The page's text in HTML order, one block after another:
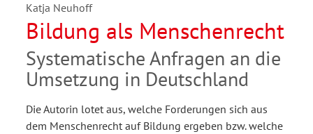
Katja Neuhoff
Bildung als Menschenrecht
Systematische Anfragen an die
Umsetzung in Deutschland
Die Autorin lotet aus, welche Forderungen sich aus
dem Menschenrecht auf Bildung ergeben bzw. welche